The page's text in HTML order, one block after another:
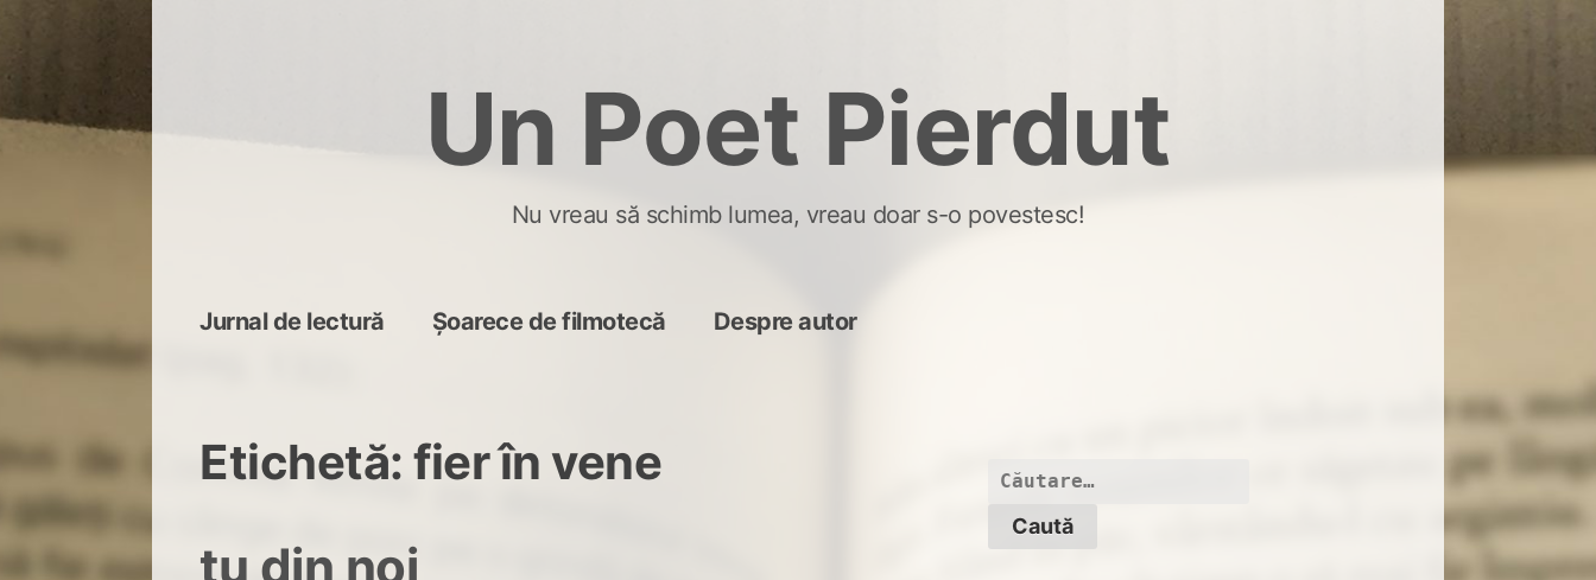
Un Poet Pierdut
Nu vreau să schimb lumea, vreau doar s-o povestesc!
Jurnal de lectură Șoarece de filmotecă Despre autor
Etichetă:fier în vene
tu din noi
Caută